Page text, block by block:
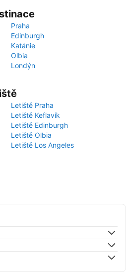
Praha
Edinburgh
Katánie
Olbia
Londýn
Letiště Praha
Letiště Keflavík
Letiště Edinburgh
Letiště Olbia
Letiště Los Angeles